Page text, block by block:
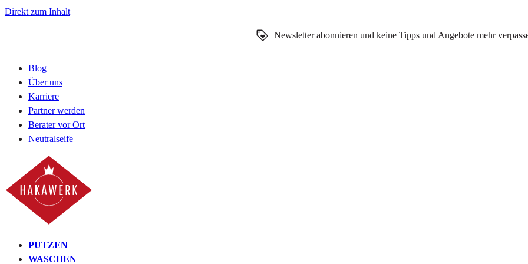
Direkt zum Inhalt
Newsletter abonnieren und keine Tipps und Angebote mehr
Blog
Über uns
Karriere
Partner werden
Berater vor Ort
Neutralseife
PUTZEN
WASCHEN